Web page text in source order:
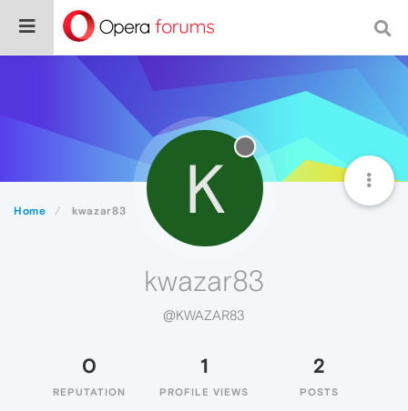
Home kwazar83 K
kwazar83
@KWAZAR83
0
REPUTATION
1
PROFILE VIEWS
2
POSTS